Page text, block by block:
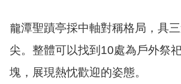
龍潭聖蹟亭採中軸對稱格局，具
尖。整體可以找到10處為戶外祭
塊，展現熱忱歡迎的姿態。